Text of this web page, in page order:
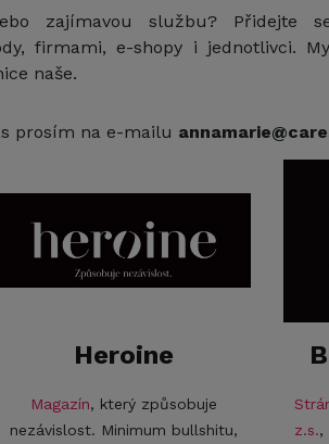
zajímavou službu? Přidejte
firmami, e-shopy i jednotlivci.
naše.
prosím na e-mailu
Heroine
Magazín, který způsobuje
nezávislost. Minimum bullshitu,
z.s.,